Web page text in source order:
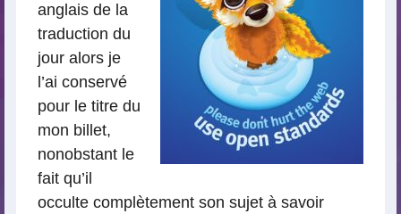
anglais de la
traduction du
jour alors je
l’ai conservé
pour le titre du
mon billet,
nonobstant le
fait qu’il
occulte complètement son sujet à savoir